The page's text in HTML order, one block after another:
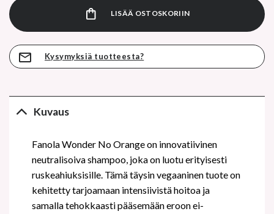
LISÄÄ OSTOSKORIIN
Kysymyksiä tuotteesta?
Kuvaus
Fanola Wonder No Orange on innovatiivinen
neutralisoiva shampoo, joka on luotu erityisesti
ruskeahiuksisille. Tämä täysin vegaaninen tuote on
kehitetty tarjoamaan intensiivistä hoitoa ja
samalla tehokkaasti pääsemään eroon ei-